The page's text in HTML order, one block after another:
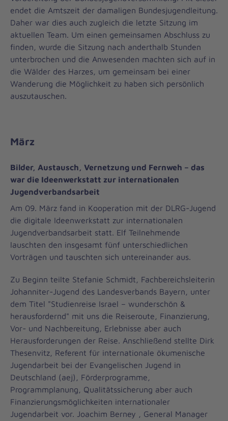
endet die Amtszeit der damaligen Bundesjugendleitung.
Daher war dies auch zugleich die letzte Sitzung im
aktuellen Team. Um einen gemeinsamen Abschluss zu
finden, wurde die Sitzung nach anderthalb Stunden
unterbrochen und die Anwesenden machten sich auf in
die Wälder des Harzes, um gemeinsam bei einer
Wanderung die Möglichkeit zu haben sich persönlich
auszutauschen.
März
Bilder, Austausch, Vernetzung und Fernweh – das
war die Ideenwerkstatt zur internationalen
Jugendverbandsarbeit
Am 09. März fand in Kooperation mit der DLRG-Jugend
die digitale Ideenwerkstatt zur internationalen
Jugendverbandsarbeit statt. Elf Teilnehmende
lauschten den insgesamt fünf unterschiedlichen
Vorträgen und tauschten sich untereinander aus.
Zu Beginn teilte Stefanie Schmidt, Fachbereichsleiterin
Johanniter-Jugend des Landesverbands Bayern, unter
dem Titel "Studienreise Israel – wunderschön &
herausfordernd" mit uns die Reiseroute, Finanzierung,
Vor- und Nachbereitung, Erlebnisse aber auch
Herausforderungen der Reise. Anschließend stellte Dirk
Thesenvitz, Referent für internationale ökumenische
Jugendarbeit bei der Evangelischen Jugend in
Deutschland (aej), Förderprogramme,
Programmplanung, Qualitätssicherung aber auch
Finanzierungsmöglichkeiten internationaler
Jugendarbeit vor. Joachim Berney , General Manager